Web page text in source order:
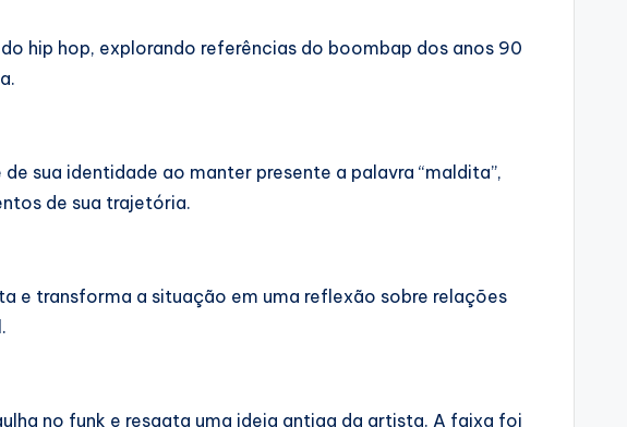
hip hop, explorando referências do boombap dos anos 90
sua identidade ao manter presente a palavra “maldita”,
de sua trajetória.
e transforma a situação em uma reflexão sobre relações
no funk e resgata uma ideia antiga da artista. A faixa foi